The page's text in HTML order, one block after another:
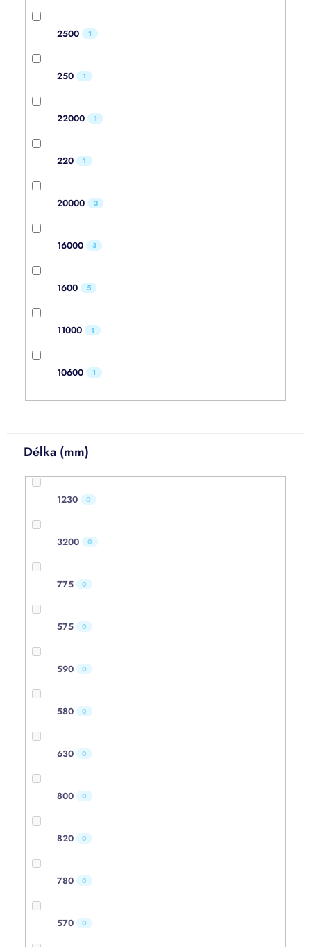
2500 1
250 1
22000 1
220 1
20000 3
16000 3
1600 5
11000 1
10600 1
Délka (mm)
1230 0
3200 0
775 0
575 0
590 0
580 0
630 0
800 0
820 0
780 0
570 0